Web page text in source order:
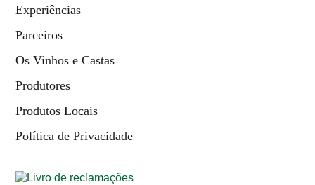
Experiências
Parceiros
Os Vinhos e Castas
Produtores
Produtos Locais
Política de Privacidade